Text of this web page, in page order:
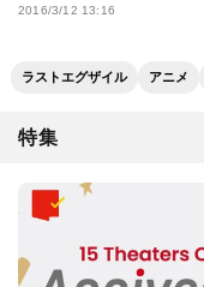
2016/3/12 13:16
ラストエグザイル アニメ
特集